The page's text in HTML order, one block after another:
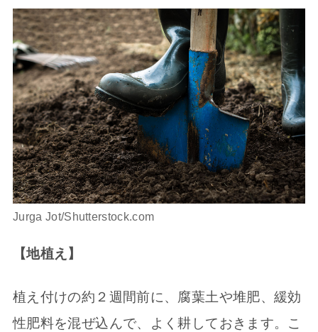
Jurga Jot/Shutterstock.com
【地植え】
植え付けの約２週間前に、腐葉土や堆肥、緩効
性肥料を混ぜ込んで、よく耕しておきます。こ